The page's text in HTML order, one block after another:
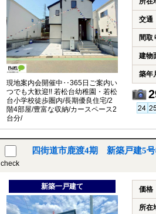
現地案内会開催中‥365日ご案内い
つでも大歓迎!! 若松台幼稚園・若松
台小学校徒歩圏内/長期優良住宅/2
階4部屋/豊富な収納/カースペース2
台分/
交通
間取
建物
築年
check
四街道市鹿渡4期 新築戸建5
新築一戸建て 価格
所在